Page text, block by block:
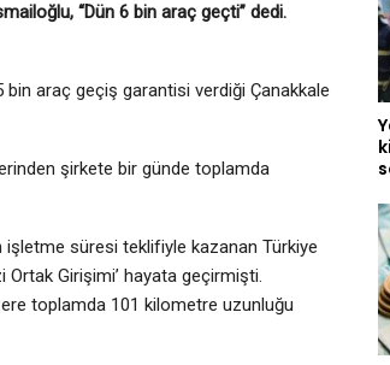
“Dün 6 bin araç geçti” dedi.
bin araç geçiş garantisi verdiği Çanakkale
şirkete bir günde toplamda
işletme süresi teklifiyle kazanan Türkiye
Ortak Girişimi’ hayata geçirmişti.
toplamda 101 kilometre uzunluğu